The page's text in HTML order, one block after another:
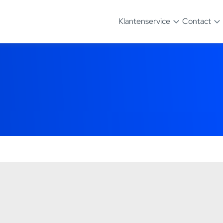
Klantenservice Contact